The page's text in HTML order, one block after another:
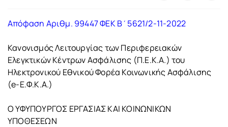
Απόφαση Αριθμ. 99447 ΦΕΚ Β΄5621/2-11-2022
Κανονισμός Λειτουργίας των Περιφερειακών
Ελεγκτικών Κέντρων Ασφάλισης (Π.Ε.Κ.Α.) του
Ηλεκτρονικού Εθνικού Φορέα Κοινωνικής Ασφάλισης
(e-Ε.Φ.Κ.Α.)
Ο ΥΦΥΠΟΥΡΓΟΣ ΕΡΓΑΣΙΑΣ ΚΑΙ ΚΟΙΝΩΝΙΚΩΝ
ΥΠΟΘΕΣΕΩΝ